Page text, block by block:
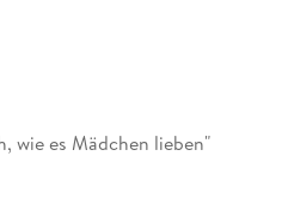
wie es Mädchen lieben"